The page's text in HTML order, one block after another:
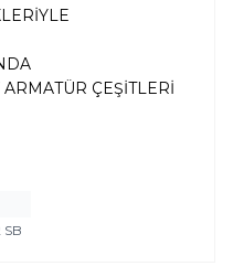
ÇEŞİTLERİ
SB